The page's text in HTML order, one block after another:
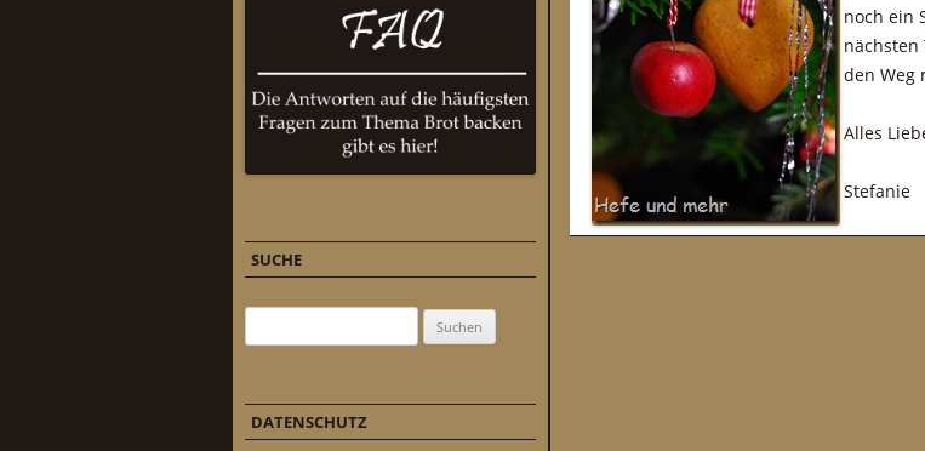
noch ein
nächsten
den Weg
Alles
Stefanie
SUCHE
DATENSCHUTZ